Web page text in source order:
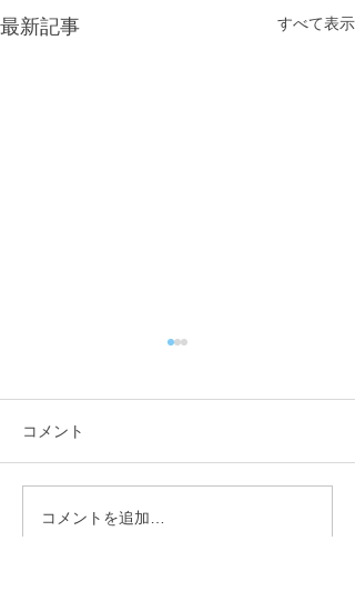
最新記事 すべて表示
【行政視察】愛媛県西予
コメント
コメントを追加…